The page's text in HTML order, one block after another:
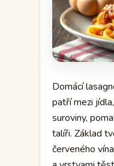
Domácí
patří mezi
suroviny,
talíři. Základ
červeného